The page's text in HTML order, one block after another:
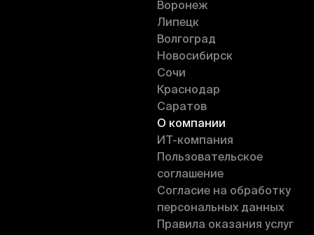
Воронеж
Липецк
Волгоград
Новосибирск
Сочи
Краснодар
Саратов
О компании
ИT-компания
Пользовательское
соглашение
Согласие на обработку
персональных данных
Правила оказания услуг